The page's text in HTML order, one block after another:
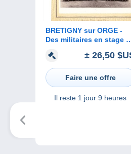
BRETIGNY sur ORGE -
Des militaires en stage à
originale 23 cm x 16 cm )
± 26,50
Faire une offre
Il reste 1 jour 9 heures